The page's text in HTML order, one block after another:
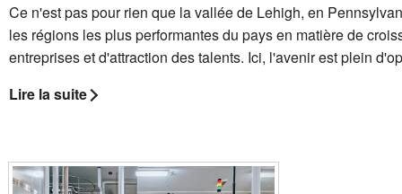
Ce n'est pas pour rien que la vallée de Lehigh, en
les régions les plus performantes du pays en matière de
entreprises et d'attraction des talents. Ici, l'avenir est plein
Lire la suite